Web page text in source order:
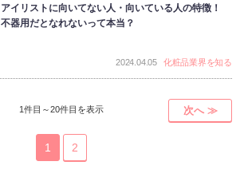
アイリストに向いてない人・向いている人の特徴！
不器用だとなれないって本当？
2024.04.05 化粧品業界を知る
1件目～20件目を表示 次へ ≫
1 2